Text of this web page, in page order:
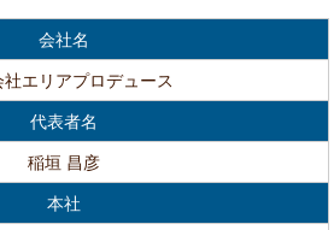
会社名
社エリアプロデュース
代表者名
稲垣 昌彦
本社